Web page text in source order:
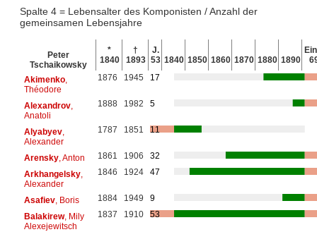
Spalte 4 = Lebensalter des Komponisten / Anzahl der
gemeinsamen Lebensjahre
Peter
Tschaikowsky
*
1840
†
1893
J.
53 1840 1850 1860 1870 1880 1890
Akimenko,
Théodore
1876 1945 17
Alexandrov,
Anatoli
1888 1982 5
Alyabyev,
Alexander
1787 1851 11
Arensky, Anton 1861 1906
32
Arkhangelsky,
Alexander
1846 1924 47
Asafiev, Boris 1884 1949
9
Balakirew, Mily
Alexejewitsch
1837 1910 53